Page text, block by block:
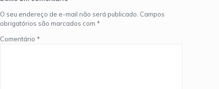
O seu endereço de e-mail não será publicado. Campos
obrigatórios são marcados com *
Comentário *